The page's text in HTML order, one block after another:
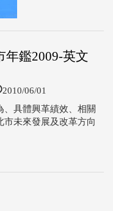
年鑑2009-英文
2010/06/01
具體興革績效、相關
未來發展及改革方向